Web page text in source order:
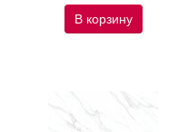
В корзину